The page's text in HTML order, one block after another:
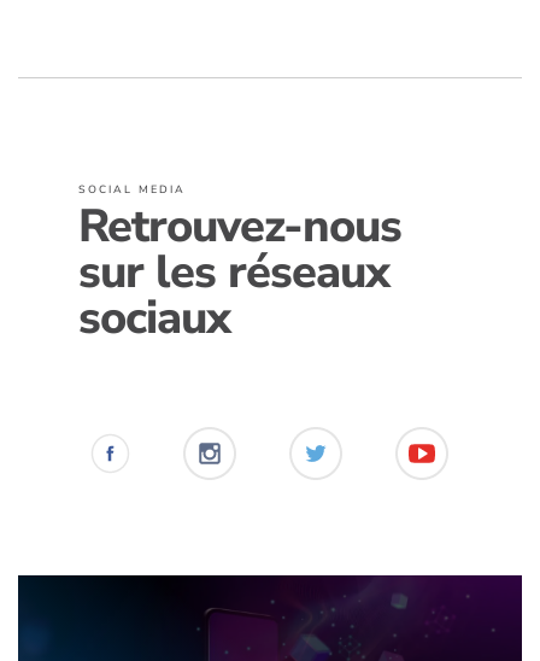
SOCIAL MEDIA
Retrouvez-nous
sur les réseaux
sociaux